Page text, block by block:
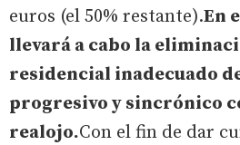
euros (el 50% restante).En
llevará a cabo la
residencial inadecuado
progresivo y sincrónico
realojo.Con el fin de dar